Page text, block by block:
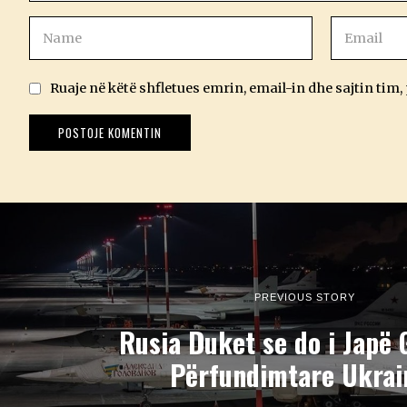
Ruaje në këtë shfletues emrin, email-in dhe sajtin
PREVIOUS STORY
Rusia Duket se do i Japë
Përfundimtare